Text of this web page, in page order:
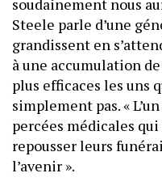
soudainement nous
Steele parle d’une
grandissent en
à une accumulation
plus efficaces les uns
simplement pas. «
percées médicales
repousser leurs
l’avenir ».